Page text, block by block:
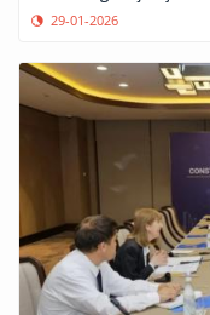
29-01-2026